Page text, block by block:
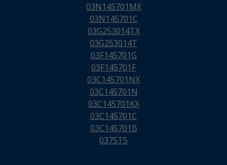
03N145701MX
03N145701C
03G253014TX
03G253014T
03F145701G
03F145701F
03C145701NX
03C145701N
03C145701KX
03C145701C
03C145701B
0375T5